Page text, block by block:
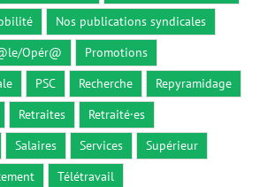
Nos publications syndicales
Opér@
Promotions
PSC Recherche
Repyramidage
Retraites
Retraité·es
Salaires Services
Supérieur
Télétravail